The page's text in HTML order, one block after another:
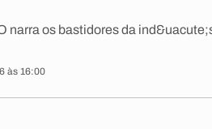
narra os bastidores da
às 16:00